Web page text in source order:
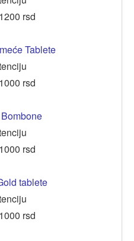
rsd
Tablete
rsd
rsd
tablete
rsd